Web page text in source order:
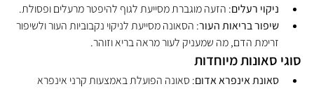
ניקוי רעלים: הזעה מוגברת מסייעת לגוף להיפטר מרעלים ופסולת.
שיפור בריאות העור: הסאונה מסייעת לניקוי נקבוביות העור ולשיפור
זרימת הדם, מה שמעניק לעור מראה בריא וזוהר.
סוגי סאונות מיוחדות
סאונת אינפרא אדום: סאונה הפועלת באמצעות קרני אינפרא